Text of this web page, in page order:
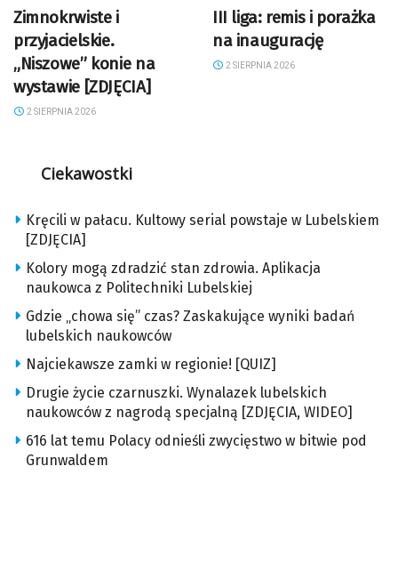
Zimnokrwiste i
przyjacielskie.
„Niszowe” konie na
wystawie [ZDJĘCIA]
2 SIERPNIA 2026
III liga: remis i porażka
na inaugurację
2 SIERPNIA 2026
Ciekawostki
Kręcili w pałacu. Kultowy serial powstaje w Lubelskiem
[ZDJĘCIA]
Kolory mogą zdradzić stan zdrowia. Aplikacja
naukowca z Politechniki Lubelskiej
Gdzie „chowa się” czas? Zaskakujące wyniki badań
lubelskich naukowców
Najciekawsze zamki w regionie! [QUIZ]
Drugie życie czarnuszki. Wynalazek lubelskich
naukowców z nagrodą specjalną [ZDJĘCIA, WIDEO]
616 lat temu Polacy odnieśli zwycięstwo w bitwie pod
Grunwaldem